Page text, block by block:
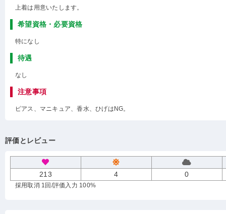
上着は用意いたします。
希望資格・必要資格
特になし
待遇
なし
注意事項
ピアス、マニキュア、香水、ひげはNG。
評価とレビュー
213 4 0
採用取消 1回 /評価入力 100%